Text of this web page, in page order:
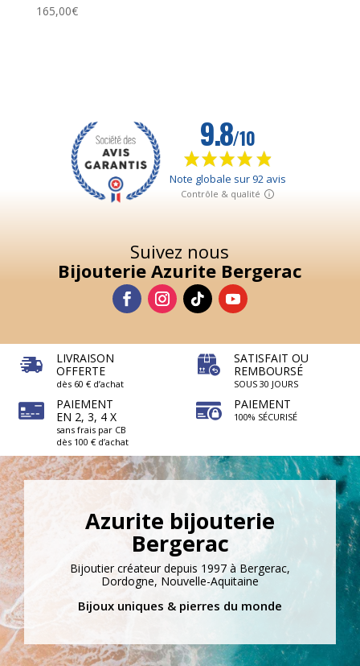
165,00€
Suivez nous
Bijouterie Azurite Bergerac
LIVRAISON
OFFERTE
dès 60 € d’achat
PAIEMENT
EN 2, 3, 4 X
sans frais par CB
dès 100 € d’achat
SATISFAIT OU
REMBOURSÉ
SOUS 30 JOURS
PAIEMENT
100% SÉCURISÉ
Azurite bijouterie
Bergerac
Bijoutier créateur depuis 1997 à Bergerac,
Dordogne, Nouvelle-Aquitaine
Bijoux uniques & pierres du monde